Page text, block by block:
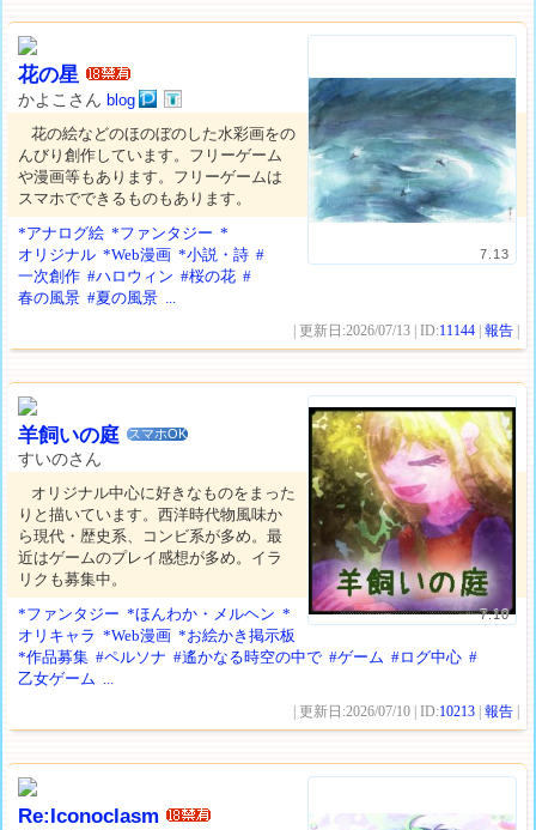
7.13
花の星
かよこさんblog
花の絵などのほのぼのした水彩画をの
んびり創作しています。フリーゲーム
や漫画等もあります。フリーゲームは
スマホでできるものもあります。
*アナログ絵 *ファンタジー *
オリジナル *Web漫画 *小説・詩 #
一次創作 #ハロウィン #桜の花 #
春の風景 #夏の風景 ...
| 更新日:2026/07/13 | ID:11144 |報告
7.10
羊飼いの庭 スマホOK
すいのさん
オリジナル中心に好きなものをまった
りと描いています。西洋時代物風味か
ら現代・歴史系、コンビ系が多め。最
近はゲームのプレイ感想が多め。イラ
リクも募集中。
*ファンタジー *ほんわか・メルヘン *
オリキャラ *Web漫画 *お絵かき掲示板
*作品募集 #ペルソナ #遙かなる時空の中で #ゲーム #ログ中心 #
乙女ゲーム ...
| 更新日:2026/07/10 | ID:10213 |報告
Re:Iconoclasm